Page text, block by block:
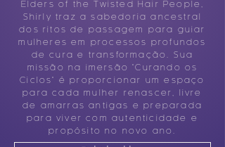
Elders of the Twisted Hair People,
Shirly traz a sabedoria ancestral
dos ritos de passagem para guiar
mulheres em processos profundos
de cura e transformação. Sua
missão na imersão "Curando os
Ciclos" é proporcionar um espaço
para cada mulher renascer, livre
de amarras antigas e preparada
para viver com autenticidade e
propósito no novo ano.